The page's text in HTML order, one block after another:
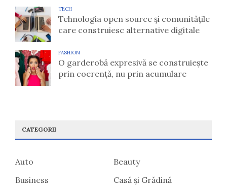
TECH
Tehnologia open source și comunitățile
care construiesc alternative digitale
FASHION
O garderobă expresivă se construiește
prin coerență, nu prin acumulare
CATEGORII
Auto
Beauty
Business
Casă și Grădină